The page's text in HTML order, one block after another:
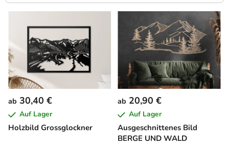
L
t
e
d
e
r
P
rHolzbild Grossglockner
ab 30,40 €
Auf Lager
Ausgeschnittenes Bild
BERGE UND WALD
ab 20,90 €
Auf Lager